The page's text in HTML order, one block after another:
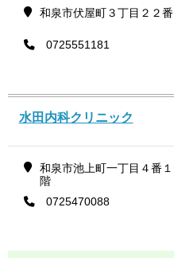
和泉市伏屋町３丁目２２
0725551181
水田内科クリニック
和泉市池上町一丁目４番
階
0725470088